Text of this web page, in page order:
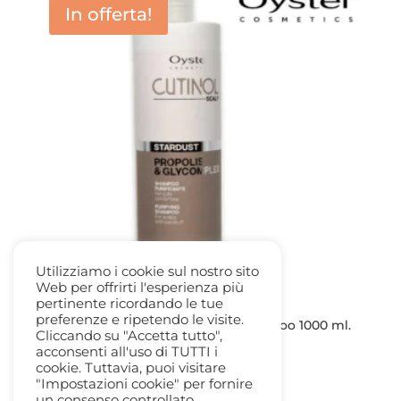
In offerta!
Oyster Cutinol Scalp Stardust Shampoo 1000 ml.
Purificante – AntiForfora
22,80€Il
prezzo
13,50€Il
prezzo
Utilizziamo i cookie sul nostro sito
Web per offrirti l'esperienza più
pertinente ricordando le tue
preferenze e ripetendo le visite.
Cliccando su "Accetta tutto",
acconsenti all'uso di TUTTI i
cookie. Tuttavia, puoi visitare
"Impostazioni cookie" per fornire